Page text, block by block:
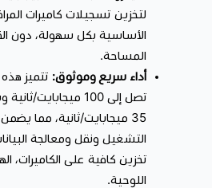
لتخزين تسجيلات كاميرات
الأساسية بكل سهولة، دون
المساحة.
أداء سريع وموثوق: تتميز
تصل إلى 100
35 ميجابايت/ثانية، مما
التشغيل ونقل ومعالجة
تخزين كافية على الكاميرات،
اللوحية.